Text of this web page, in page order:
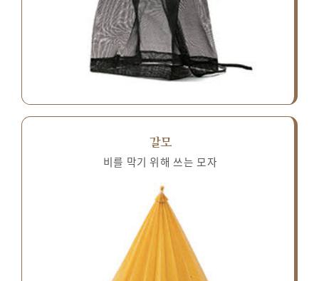
갈모
비를 막기 위해 쓰는 모자